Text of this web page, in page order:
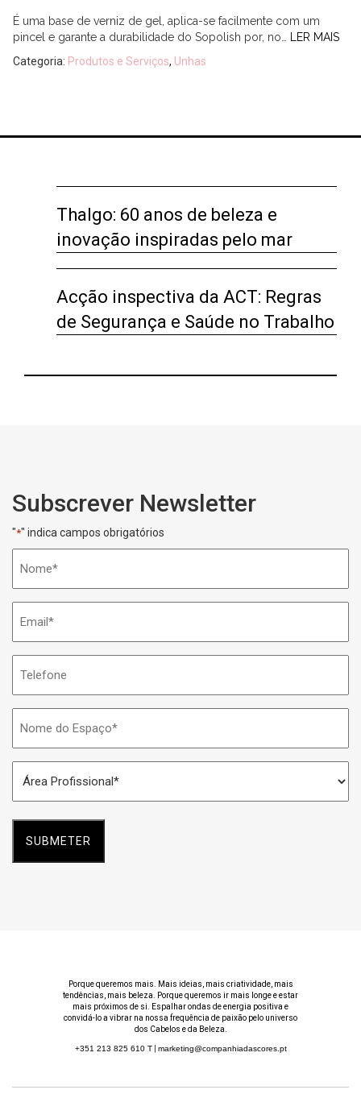
É uma base de verniz de gel, aplica-se facilmente com um
pincel e garante a durabilidade do Sopolish por, no…
LER MAIS
Categoria: Produtos e Serviços, Unhas
Thalgo: 60 anos de beleza e
inovação inspiradas pelo mar
Acção inspectiva da ACT: Regras
de Segurança e Saúde no Trabalho
Subscrever Newsletter
"*" indica campos obrigatórios
do
Espaço
Profissional
*
Porque queremos mais. Mais ideias, mais criatividade, mais
tendências, mais beleza. Porque queremos ir mais longe e estar
mais próximos de si. Espalhar ondas de energia positiva e
convidá-lo a vibrar na nossa frequência de paixão pelo universo
dos Cabelos e da Beleza.
+351 213 825 610 T| marketing@companhiadascores.pt